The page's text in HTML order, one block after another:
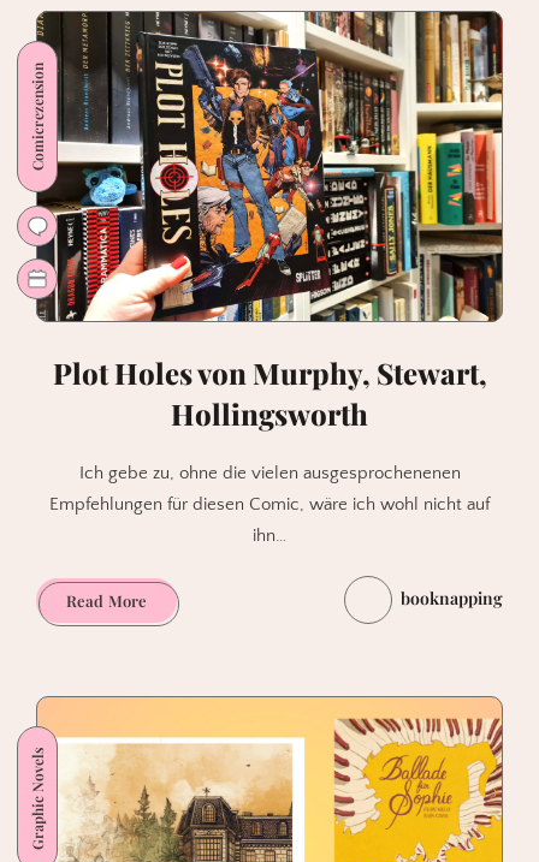
Sascha
Hommer
[Comic]
Comicrezension
Plot Holes von Murphy, Stewart,
Hollingsworth
Ich gebe zu, ohne die vielen ausgesprochenenen
Empfehlungen für diesen Comic, wäre ich wohl nicht auf
ihn…
Read MorePlot
Holes
Hollingsworth
booknapping
Graphic Novels